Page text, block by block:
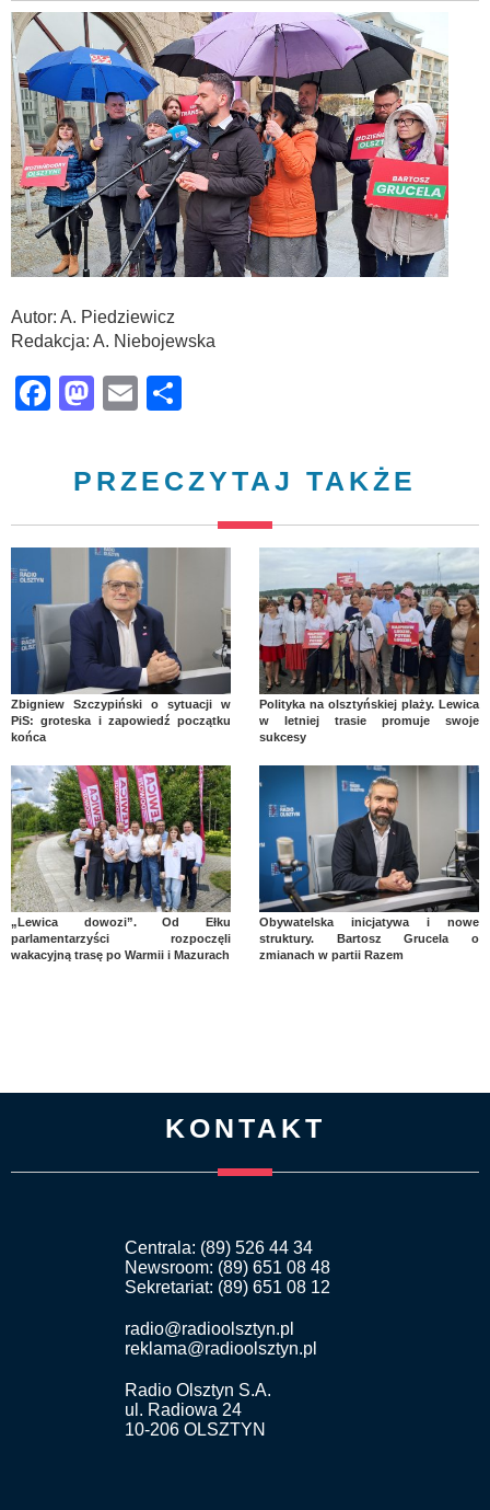
Autor: A. Piedziewicz
Redakcja: A. Niebojewska
Facebook
Mastodon
Email
PRZECZYTAJ TAKŻE
Zbigniew Szczypiński o sytuacji w
PiS: groteska i zapowiedź początku
końca
Polityka na olsztyńskiej plaży. Lewica
w letniej trasie promuje swoje
sukcesy
„Lewica dowozi”. Od Ełku
parlamentarzyści rozpoczęli
wakacyjną trasę po Warmii i Mazurach
Obywatelska inicjatywa i nowe
struktury. Bartosz Grucela o
zmianach w partii Razem
KONTAKT
Centrala: (89) 526 44 34
Newsroom: (89) 651 08 48
Sekretariat: (89) 651 08 12
radio@radioolsztyn.pl
reklama@radioolsztyn.pl
Radio Olsztyn S.A.
ul. Radiowa 24
10-206 OLSZTYN